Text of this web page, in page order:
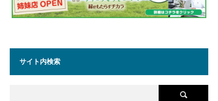
サイト内検索